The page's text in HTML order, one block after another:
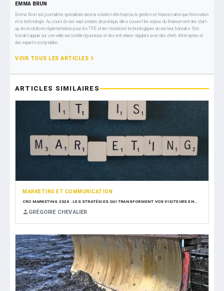
EMMA BRUN
Emma Brun est journaliste, spécialisée dans la création d’entreprise, la gestion et finances ainsi que l’innovation
et la technologie. Au cours de ses sept années de pratique, elle a couvert les enjeux du financement des start-
up, les évolutions réglementaires pour les TPE et les mutations technologiques du secteur bancaire. Son
travail s’appuie sur une veille sectorielle rigoureuse et des entretiens réguliers avec des chefs d’entreprise et
des experts comptables.
VOIR TOUS LES ARTICLES
ARTICLES SIMILAIRES
MARKETING ET COMMUNICATION
CRO MARKETING 2026 : LES STRATÉGIES QUI TRANSFORMENT VOS VISITEURS EN…
GRÉGOIRE CHEVALIER